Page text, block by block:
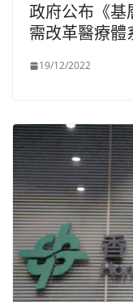
政府公布《基
需改革醫療體
19/12/2022